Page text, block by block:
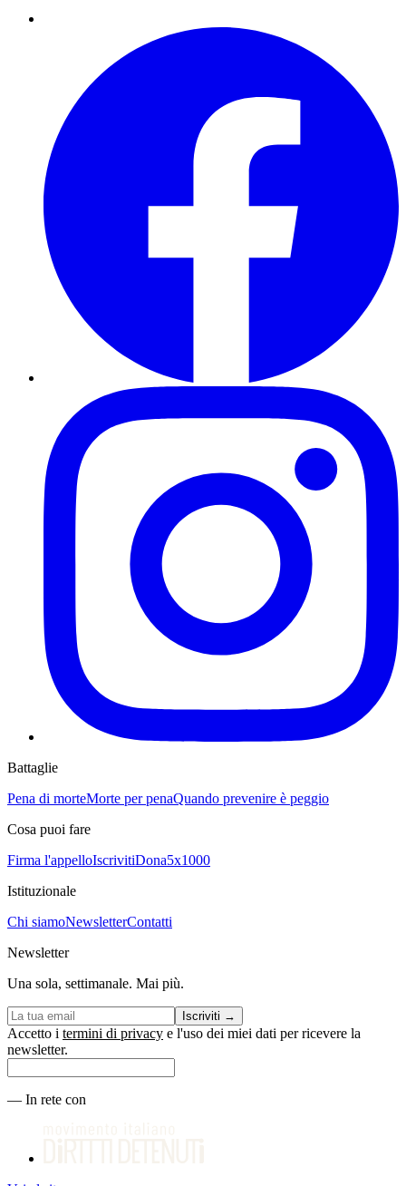
Battaglie
Pena di morteMorte per penaQuando prevenire è peggio
Cosa puoi fare
Firma l'appelloIscrivitiDona5x1000
Istituzionale
Chi siamoNewsletterContatti
Newsletter
Una sola, settimanale. Mai più.
Iscriviti →
Accetto i termini di privacy e l'uso dei miei dati per ricevere la
newsletter.
— In rete con